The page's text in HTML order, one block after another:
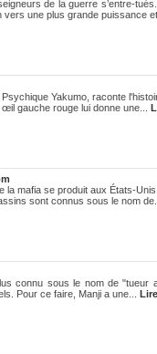
de la guerre s’entre-
vers une plus grande puissance
Yakumo, raconte
gauche rouge lui donne une...
la mafia se produit aux États-
sont connus sous le nom
connu sous le nom de "tueur
Pour ce faire, Manji a une...